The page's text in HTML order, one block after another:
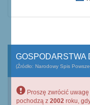
GOSPODARSTWA
(Źródło: Narodowy Spis
Proszę zwrócić
pochodzą z 2002 roku,